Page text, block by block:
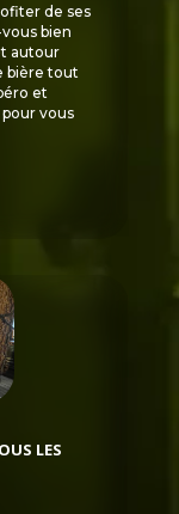
de ses
bien
autour
bière tout
et
vous
LES